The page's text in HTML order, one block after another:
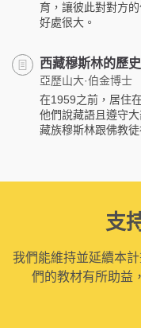
育，讓彼此對對方
好處很大。
西藏穆斯林的歷史
亞歷山大·伯金博士
在1959之前，居住
他們說藏語且遵守
藏族穆斯林跟佛教
支
我們能維持並延續本
們的教材有所助益